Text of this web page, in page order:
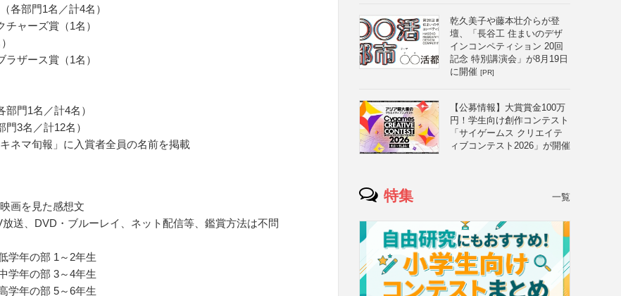
各部門1名／計4名）
チャーズ賞（1名）
ラザース賞（1名）
部門1名／計4名）
門3名／計12名）
ネマ旬報」に入賞者全員の名前を掲載
画を見た感想文
送、DVD・ブルーレイ、ネット配信等、鑑賞方法は不問
学年の部 1～2年生
学年の部 3～4年生
学年の部 5～6年生
乾久美子や藤本壮介らが登
壇、「長谷工 住まいのデザ
インコンペティション 20回
記念 特別講演会」が8月19日
に開催 [PR]
【公募情報】大賞賞金100万
円！学生向け創作コンテスト
「サイゲームス クリエイテ
ィブコンテスト2026」が開催
特集 一覧